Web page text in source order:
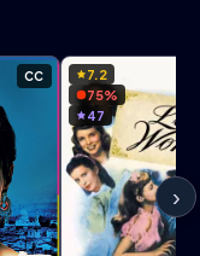
CC
7.2
75%
47
›